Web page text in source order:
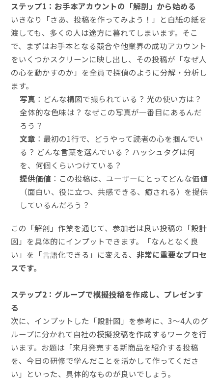
ステップ1：お手本アカウントの「解剖」から始める
いきなり「さあ、投稿を作ってみよう！」と白紙の紙を
渡しても、多くの人は途方に暮れてしまいます。そこ
で、まずはお手本となる競合や他業界の成功アカウント
をいくつかスクリーンに映し出し、その投稿が「なぜ人
の心を動かすのか」を全員で探偵のように分解・分析し
ます。
写真 ：どんな構図で撮られている？ 光の使い方は？
全体的な色味は？ なぜこの写真が一番目にあるんだ
ろう？
文章 ：最初の1行で、どうやって読者の心を掴んでい
る？ どんな言葉を選んでいる？ ハッシュタグは何
を、何個くらいつけている？
提供価値 ：この投稿は、ユーザーにとってどんな価値
（面白い、役に立つ、共感できる、癒される）を提供
しているんだろう？
この「解剖」作業を通じて、参加者は良い投稿の「設計
図」を具体的にインプットできます。「なんとなく良
い」を「言語化できる」に変える、非常に重要なプロセ
スです。
ステップ2：グループで模擬投稿を作成し、プレゼンす
る
次に、インプットした「設計図」を参考に、3〜4人のグ
ループに分かれて自社の模擬投稿を作成するワークを行
います。お題は「来月発売する新商品を紹介する投稿
を、今日の研修で学んだことを活かして作ってくださ
い」といった、具体的なものが良いでしょう。